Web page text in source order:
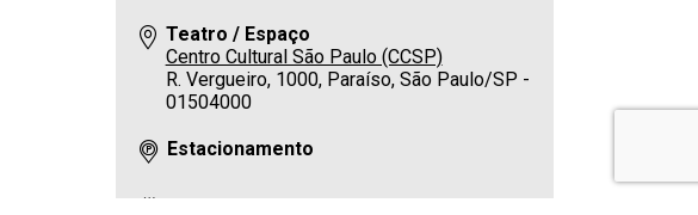
Teatro / Espaço
Centro Cultural São Paulo (CCSP)
R. Vergueiro, 1000, Paraíso, São Paulo/SP -
01504000
Estacionamento